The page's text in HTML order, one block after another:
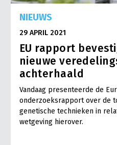
NIEUWS
29 APRIL 2021
EU rapport
nieuwe
achterhaald
Vandaag presenteerde de
onderzoeksrapport over de
genetische technieken in
wetgeving hierover.